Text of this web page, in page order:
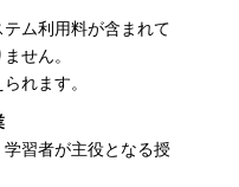
ム利用料が含まれて
せん。
れます。
習者が主役となる授